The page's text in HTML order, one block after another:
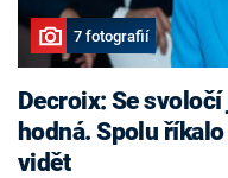
7 fotografií
Decroix: Se
hodná. Spolu
vidět